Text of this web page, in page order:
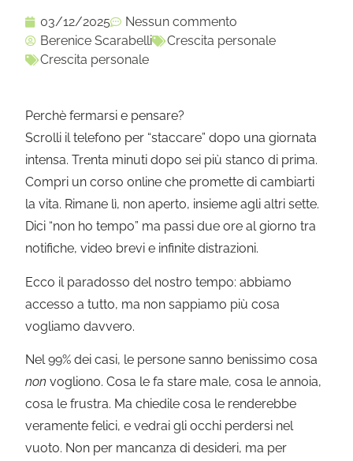
03/12/2025
Nessun commento
Berenice Scarabelli
Crescita personale
Crescita personale
Perchè fermarsi e pensare?
Scrolli il telefono per “staccare” dopo una giornata
intensa. Trenta minuti dopo sei più stanco di prima.
Compri un corso online che promette di cambiarti
la vita. Rimane lì, non aperto, insieme agli altri sette.
Dici “non ho tempo” ma passi due ore al giorno tra
notifiche, video brevi e infinite distrazioni.
Ecco il paradosso del nostro tempo: abbiamo
accesso a tutto, ma non sappiamo più cosa
vogliamo davvero.
Nel 99% dei casi, le persone sanno benissimo cosa
non vogliono. Cosa le fa stare male, cosa le annoia,
cosa le frustra. Ma chiedile cosa le renderebbe
veramente felici, e vedrai gli occhi perdersi nel
vuoto. Non per mancanza di desideri, ma per